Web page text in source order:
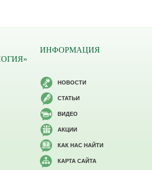
ИНФОРМАЦИЯ
НОВОСТИ
СТАТЬИ
ВИДЕО
АКЦИИ
КАК НАС НАЙТИ
КАРТА САЙТА